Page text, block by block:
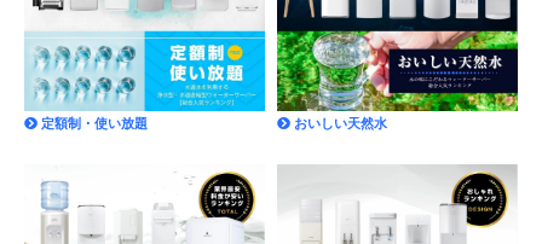
定額制・使い放題 おいしい天然水